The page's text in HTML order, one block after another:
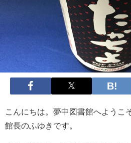
こんにちは。夢中図書館へようこ
館長のふゆきです。